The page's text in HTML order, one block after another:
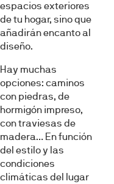
espacios exteriores
de tu hogar, sino que
añadirán encanto al
diseño.
Hay muchas
opciones: caminos
con piedras, de
hormigón impreso,
con traviesas de
madera… En función
del estilo y las
condiciones
climáticas del lugar